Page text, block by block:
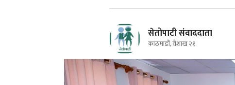
सेतोपाटी संवाददाता
काठमाडौं, वैशाख २१